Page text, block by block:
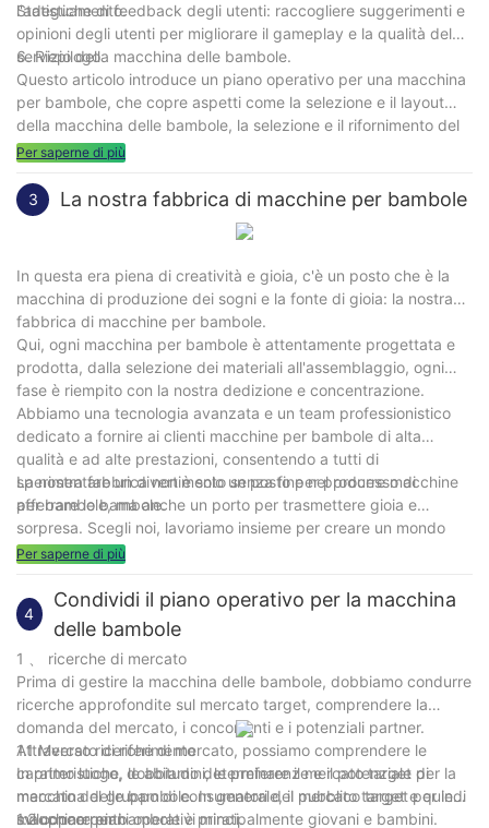
l'adeguamento.
Statistiche di feedback degli utenti: raccogliere suggerimenti e
opinioni degli utenti per migliorare il gameplay e la qualità del
servizio della macchina delle bambole.
6. Riepilogo
Questo articolo introduce un piano operativo per una macchina
per bambole, che copre aspetti come la selezione e il layout
della macchina delle bambole, la selezione e il rifornimento del
prodotto, le impostazioni di gioco e ricompensa, strategie di
Gli operatori possono migliorare la redditività e l'esperienza
dell'utente della macchina delle bambole in base alla guida di
questo piano e ottenere risultati operativi migliori.
Per saperne di più
3 La nostra fabbrica di macchine per bambole
In questa era piena di creatività e gioia, c'è un posto che è la
macchina di produzione dei sogni e la fonte di gioia: la nostra
fabbrica di macchine per bambole.
Qui, ogni macchina per bambole è attentamente progettata e
prodotta, dalla selezione dei materiali all'assemblaggio, ogni
fase è riempito con la nostra dedizione e concentrazione.
Abbiamo una tecnologia avanzata e un team professionistico
dedicato a fornire ai clienti macchine per bambole di alta
qualità e ad alte prestazioni, consentendo a tutti di
sperimentare un divertimento senza fine nel processo di
afferrare le bambole.
La nostra fabbrica non è solo un posto per produrre macchine
per bambole, ma anche un porto per trasmettere gioia e
sorpresa. Scegli noi, lavoriamo insieme per creare un mondo
pieno di gioia per te!
Per saperne di più
4
Condividi il piano operativo per la macchina
delle bambole
1 、 ricerche di mercato
Prima di gestire la macchina delle bambole, dobbiamo condurre
ricerche approfondite sul mercato target, comprendere la
domanda del mercato, i concorrenti e i potenziali partner.
Attraverso ricerche di mercato, possiamo comprendere le
caratteristiche, le abitudini, le preferenze e il potenziale di
mercato del gruppo di consumatori del mercato target e quindi
sviluppare piani operativi mirati.
1.1 Mercato di riferimento
In primo luogo, dobbiamo determinare il mercato target per la
macchina delle bambole. In generale, il pubblico target per le
macchine per bambole è principalmente giovani e bambini.
1.2 concorrenti